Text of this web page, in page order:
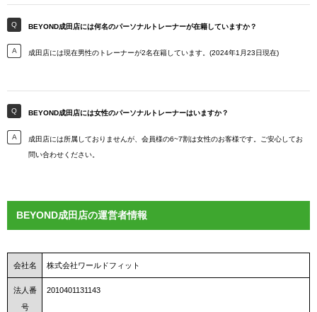
BEYOND成田店には何名のパーソナルトレーナーが在籍していますか？
成田店には現在男性のトレーナーが2名在籍しています。(2024年1月23日現在)
BEYOND成田店には女性のパーソナルトレーナーはいますか？
成田店には所属しておりませんが、会員様の6~7割は女性のお客様です。ご安心してお
問い合わせください。
BEYOND成田店の運営者情報
会社名 株式会社ワールドフィット
法人番
号
2010401131143